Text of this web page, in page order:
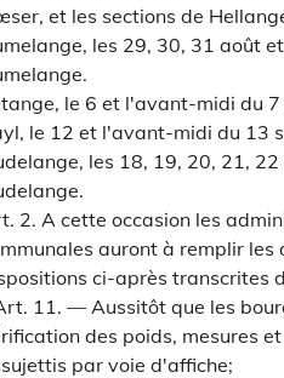
et les sections de
les 29, 30, 31 août
le 6 et l'avant-midi du
le 12 et l'avant-midi du 13
les 18, 19, 20, 21,
2. A cette occasion les
auront à remplir
ci-après transcrites
11. — Aussitôt que les
des poids, mesures
par voie d'affiche;